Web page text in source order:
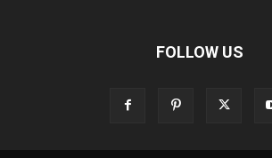
FOLLOW US